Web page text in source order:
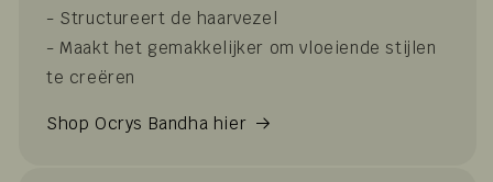
- Structureert de haarvezel
- Maakt het gemakkelijker om vloeiende stijlen
te creëren
Shop Ocrys Bandha hier